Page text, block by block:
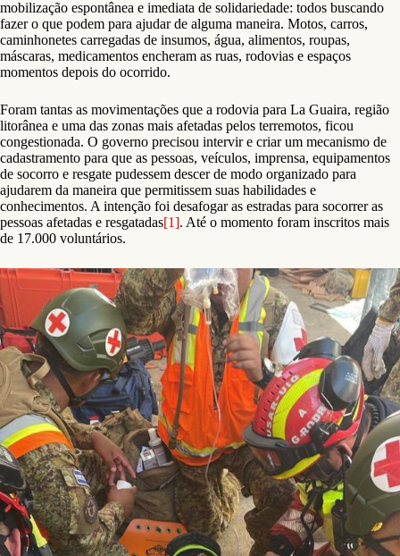
mobilização espontânea e imediata de solidariedade: todos buscando
fazer o que podem para ajudar de alguma maneira. Motos, carros,
caminhonetes carregadas de insumos, água, alimentos, roupas,
máscaras, medicamentos encheram as ruas, rodovias e espaços
momentos depois do ocorrido.
Foram tantas as movimentações que a rodovia para La Guaira, região
litorânea e uma das zonas mais afetadas pelos terremotos, ficou
congestionada. O governo precisou intervir e criar um mecanismo de
cadastramento para que as pessoas, veículos, imprensa, equipamentos
de socorro e resgate pudessem descer de modo organizado para
ajudarem da maneira que permitissem suas habilidades e
conhecimentos. A intenção foi desafogar as estradas para socorrer as
pessoas afetadas e resgatadas[1]. Até o momento foram inscritos mais
de 17.000 voluntários.